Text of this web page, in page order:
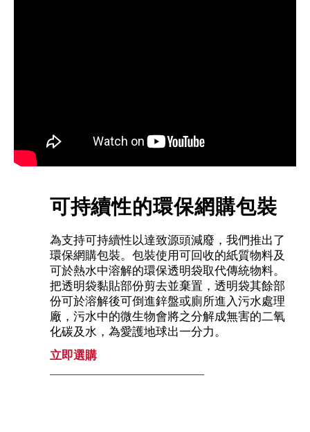
可持續性的環保網購包裝
為支持可持續性以達致源頭減廢，我們推出了
環保網購包裝。包裝使用可回收的紙質物料及
可於熱水中溶解的環保透明袋取代傳統物料。
把透明袋黏貼部份剪去並棄置，透明袋其餘部
份可於溶解後可倒進鋅盤或廁所進入污水處理
廠，污水中的微生物會將之分解成無害的二氧
化碳及水，為愛護地球出一分力。
立即選購